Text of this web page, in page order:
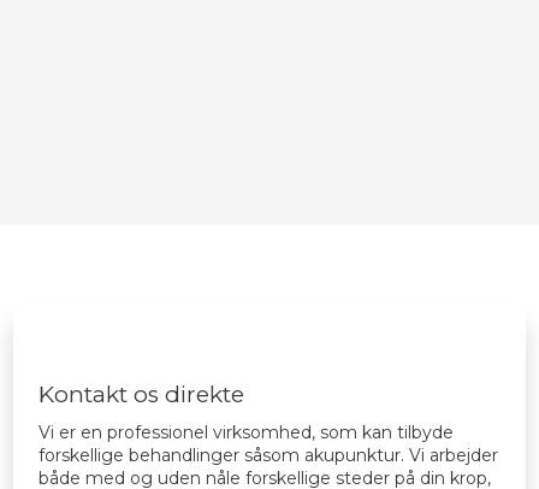
Kontakt os direkte​
​Vi er en professionel virksomhed, som kan tilbyde
forskellige behandlinger såsom akupunktur. Vi arbejder
både med og uden nåle forskellige steder på din krop,